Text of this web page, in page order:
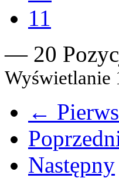
11
— 20
Wyświetlanie
←
Następny